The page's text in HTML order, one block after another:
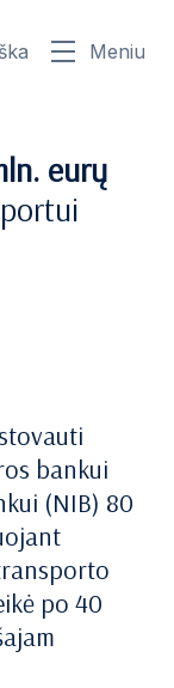
Meniu
eurų
bankui
(NIB) 80
po 40